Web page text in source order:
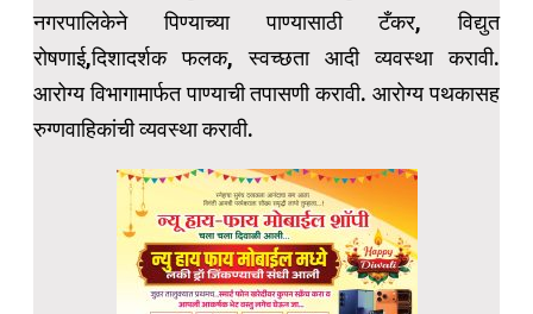
नगरपालिकेने पिण्याच्या पाण्यासाठी टँकर, विद्युत
रोषणाई,दिशादर्शक फलक, स्वच्छता आदी व्यवस्था करावी.
आरोग्य विभागामार्फत पाण्याची तपासणी करावी. आरोग्य पथकासह
रुग्णवाहिकांची व्यवस्था करावी.